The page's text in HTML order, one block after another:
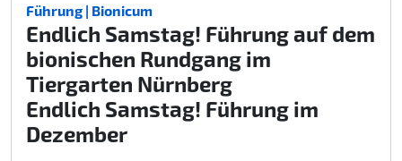
Führung | Bionicum
Endlich Samstag! Führung auf dem
bionischen Rundgang im
Tiergarten Nürnberg
Endlich Samstag! Führung im
Dezember